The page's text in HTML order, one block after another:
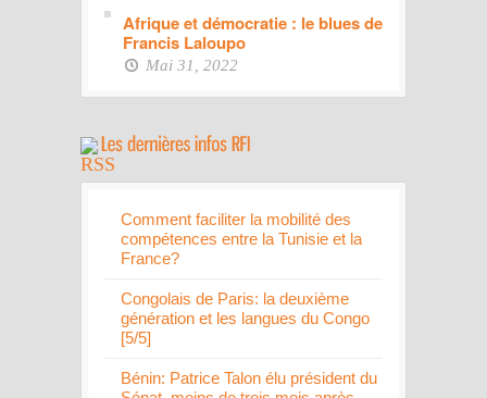
Afrique et démocratie : le blues de
Francis Laloupo
Mai 31, 2022
Comment faciliter la mobilité des
compétences entre la Tunisie et la
France?
Congolais de Paris: la deuxième
génération et les langues du Congo
[5/5]
Bénin: Patrice Talon élu président du